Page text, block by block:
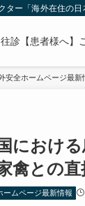
ター「海外在住の
往診【患者様へ】
安全ホームページ最新
におけ
家禽との
ームページ最新情報